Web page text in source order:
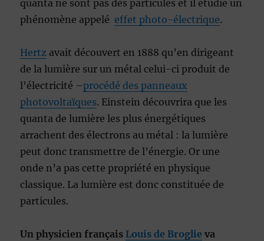
quanta ne sont pas des particules et il étudie un
phénomène appelé effet photo-électrique.
Hertz avait découvert en 1888 qu’en dirigeant
de la lumière sur un métal celui-ci produit de
l’électricité –procédé des panneaux
photovoltaïques. Einstein découvrira que les
quanta de lumière les plus énergétiques
arrachent des électrons au métal : la lumière
peut donc transmettre de l’énergie. Or une
onde n’a pas cette propriété en physique
classique. La lumière est donc constituée de
particules.
Un physicien françaisLouis de Broglie va